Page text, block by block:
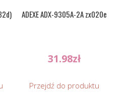
ADEXE ADX-9305A-2A zx020e
31.98zł
Przejdź do produktu